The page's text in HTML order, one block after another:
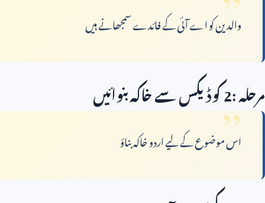
والدین کو اے آئی کے فائدے سمجھانے ہیں
مرحلہ2:کوڈیکس سے خاکہ بنوائیں
اس موضوع کے لیے اردو خاکہ بناؤ